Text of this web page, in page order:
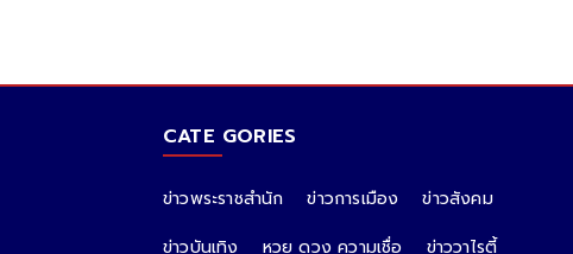
CATE GORIES
ข่าวพระราชสำนัก ข่าวการเมือง
ข่าวสังคม
ข่าวบันเทิง
หวย ดวง ความเชื่อ ข่าววาไรตี้